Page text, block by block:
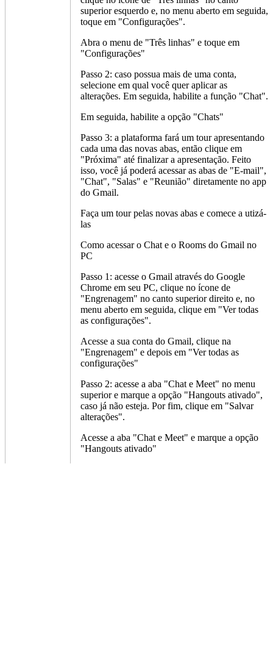
superior esquerdo e, no menu aberto em seguida,
toque em "Configurações".
Abra o menu de "Três linhas" e toque em
"Configurações"
Passo 2: caso possua mais de uma conta,
selecione em qual você quer aplicar as
alterações. Em seguida, habilite a função "Chat".
Em seguida, habilite a opção "Chats"
Passo 3: a plataforma fará um tour apresentando
cada uma das novas abas, então clique em
"Próxima" até finalizar a apresentação. Feito
isso, você já poderá acessar as abas de "E-mail",
"Chat", "Salas" e "Reunião" diretamente no app
do Gmail.
Faça um tour pelas novas abas e comece a utizá-
las
Como acessar o Chat e o Rooms do Gmail no
PC
Passo 1: acesse o Gmail através do Google
Chrome em seu PC, clique no ícone de
"Engrenagem" no canto superior direito e, no
menu aberto em seguida, clique em "Ver todas
as configurações".
Acesse a sua conta do Gmail, clique na
"Engrenagem" e depois em "Ver todas as
configurações"
Passo 2: acesse a aba "Chat e Meet" no menu
superior e marque a opção "Hangouts ativado",
caso já não esteja. Por fim, clique em "Salvar
alterações".
Acesse a aba "Chat e Meet" e marque a opção
"Hangouts ativado"